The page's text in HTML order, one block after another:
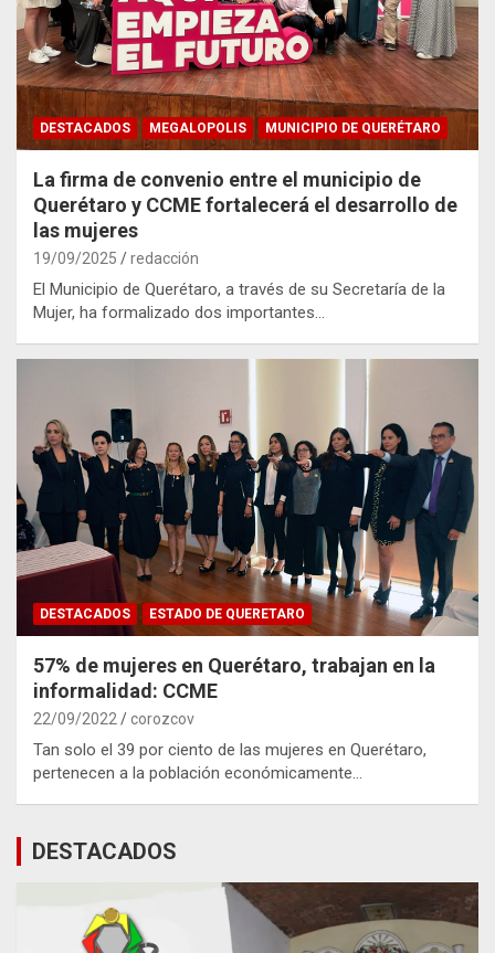
DESTACADOS MEGALOPOLIS MUNICIPIO DE QUERÉTARO
La firma de convenio entre el municipio de
Querétaro y CCME fortalecerá el desarrollo de
las mujeres
19/09/2025 redacción
El Municipio de Querétaro, a través de su Secretaría de la
Mujer, ha formalizado dos importantes…
DESTACADOS ESTADO DE QUERETARO
57% de mujeres en Querétaro, trabajan en la
informalidad: CCME
22/09/2022 corozcov
Tan solo el 39 por ciento de las mujeres en Querétaro,
pertenecen a la población económicamente…
DESTACADOS